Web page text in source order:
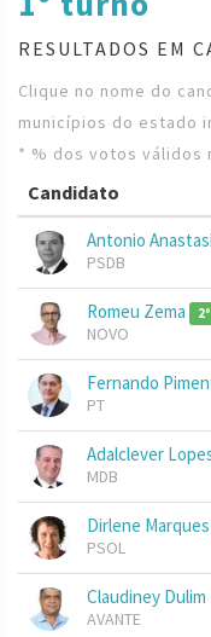
RESULTADOS EM
Clique no nome do
municípios do estado
* % dos votos válidos
Candidato
Antonio
PSDB
Romeu Zema
NOVO
Fernando
PT
Adalclever
MDB
Dirlene Marques
PSOL
Claudiney Dulim
AVANTE